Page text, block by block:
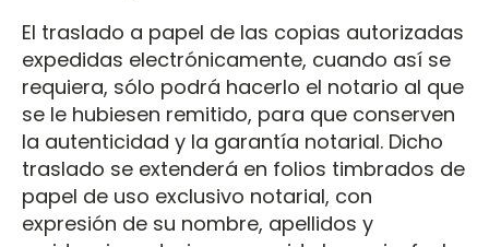
El traslado a papel de las copias autorizadas
expedidas electrónicamente, cuando así se
requiera, sólo podrá hacerlo el notario al que
se le hubiesen remitido, para que conserven
la autenticidad y la garantía notarial. Dicho
traslado se extenderá en folios timbrados de
papel de uso exclusivo notarial, con
expresión de su nombre, apellidos y